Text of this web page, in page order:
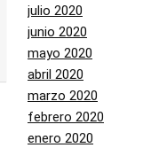
julio 2020
junio 2020
mayo 2020
abril 2020
marzo 2020
febrero 2020
enero 2020